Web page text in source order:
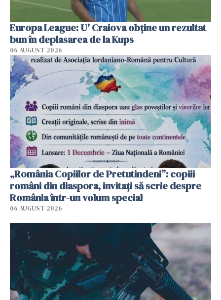
Europa League: U' Craiova obține un rezultat
bun în deplasarea de la Kups
06 AUGUST 2026
„România Copiilor de Pretutindeni”: copiii
români din diaspora, invitați să scrie despre
România într-un volum special
06 AUGUST 2026